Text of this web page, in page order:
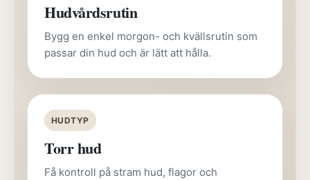
Hudvårdsrutin
Bygg en enkel morgon- och kvällsrutin som
passar din hud och är lätt att hålla.
HUDTYP
Torr hud
Få kontroll på stram hud, flagor och